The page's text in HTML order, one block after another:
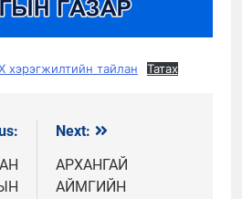
тайлан Татах
Next:
АРХАНГАЙ
АЙМГИЙН